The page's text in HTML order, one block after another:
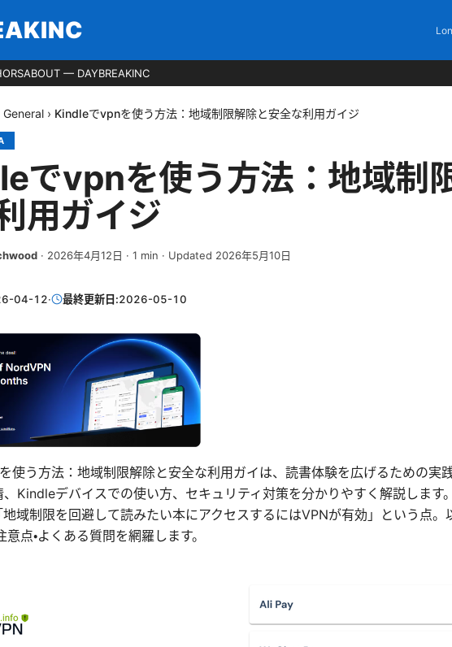
ABOUT — DAYBREAKINC
General › Kindleでvpnを使う方法：地域制限解除と安全な利用ガイジ
でvpnを使う方法：地域制
用ガイジ
· 2026年4月12日 · 1 min · Updated 2026年5月10日
04-12· 最終更新日:2026-05-10
使う方法：地域制限解除と安全な利用ガイは、読書体験を広げるための実
Kindleデバイスでの使い方、セキュリティ対策を分かりやすく解説します
域制限を回避して読みたい本にアクセスするにはVPNが有効」という点。
意点・よくある質問を網羅します。